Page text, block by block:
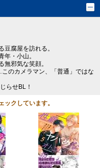
豆腐屋を訪れる。
年・小山。
邪気な笑顔。
のカメラマン、「普通」ではな
らせBL！
ックしています。